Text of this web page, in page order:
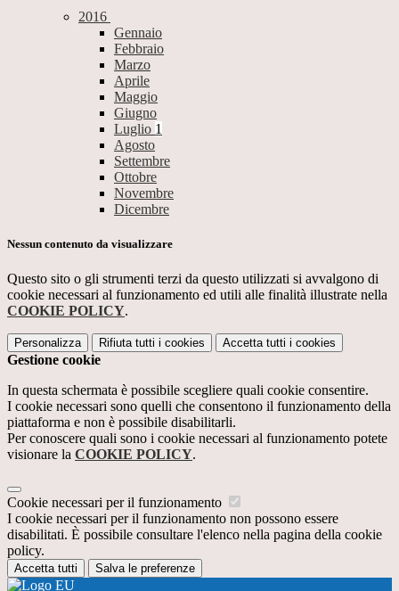
2016
Gennaio
Febbraio
Marzo
Aprile
Maggio
Giugno
Luglio 1
Agosto
Settembre
Ottobre
Novembre
Dicembre
Nessun contenuto da visualizzare
Questo sito o gli strumenti terzi da questo utilizzati si avvalgono di
cookie necessari al funzionamento ed utili alle finalità illustrate nella
COOKIE POLICY.
Personalizza Rifiuta tutti i cookies Accetta tutti i cookies
Gestione cookie
In questa schermata è possibile scegliere quali cookie consentire.
I cookie necessari sono quelli che consentono il funzionamento della
piattaforma e non è possibile disabilitarli.
Per conoscere quali sono i cookie necessari al funzionamento potete
visionare la COOKIE POLICY.
Cookie necessari per il funzionamento
I cookie necessari per il funzionamento non possono essere
disabilitati. È possibile consultare l'elenco nella pagina della cookie
policy.
Accetta tutti Salva le preferenze